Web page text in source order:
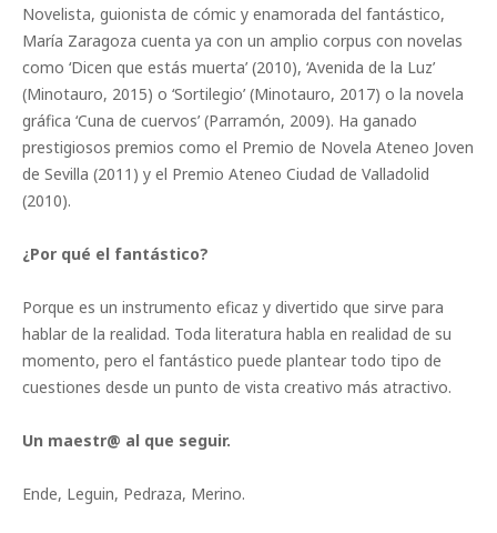
Novelista, guionista de cómic y enamorada del fantástico,
María Zaragoza cuenta ya con un amplio corpus con novelas
como ‘Dicen que estás muerta’ (2010), ‘Avenida de la Luz’
(Minotauro, 2015) o ‘Sortilegio’ (Minotauro, 2017) o la novela
gráfica ‘Cuna de cuervos’ (Parramón, 2009). Ha ganado
prestigiosos premios como el Premio de Novela Ateneo Joven
de Sevilla (2011) y el Premio Ateneo Ciudad de Valladolid
(2010).
¿Por qué el fantástico?
Porque es un instrumento eficaz y divertido que sirve para
hablar de la realidad. Toda literatura habla en realidad de su
momento, pero el fantástico puede plantear todo tipo de
cuestiones desde un punto de vista creativo más atractivo.
Un maestr@ al que seguir.
Ende, Leguin, Pedraza, Merino.